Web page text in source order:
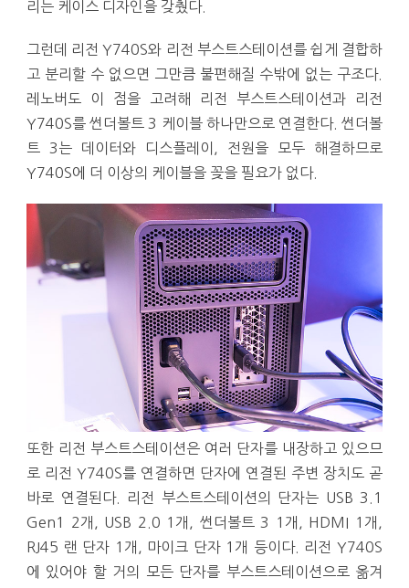
리는 케이스 디자인을 갖췄다.
그런데 리전 Y740S와 리전 부스트스테이션를 쉽게 결합하
고 분리할 수 없으면 그만큼 불편해질 수밖에 없는 구조다.
레노버도 이 점을 고려해 리전 부스트스테이션과 리전
Y740S를 썬더볼트 3 케이블 하나만으로 연결한다. 썬더볼
트 3는 데이터와 디스플레이, 전원을 모두 해결하므로
Y740S에 더 이상의 케이블을 꽂을 필요가 없다.
또한 리전 부스트스테이션은 여러 단자를 내장하고 있으므
로 리전 Y740S를 연결하면 단자에 연결된 주변 장치도 곧
바로 연결된다. 리전 부스트스테이션의 단자는 USB 3.1
Gen1 2개, USB 2.0 1개, 썬더볼트 3 1개, HDMI 1개,
RJ45 랜 단자 1개, 마이크 단자 1개 등이다. 리전 Y740S
에 있어야 할 거의 모든 단자를 부스트스테이션으로 옮겨